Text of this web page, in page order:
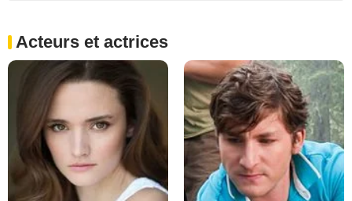
Acteurs et actrices